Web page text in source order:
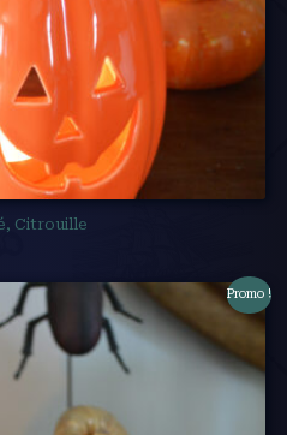
Citrouille
Promo !